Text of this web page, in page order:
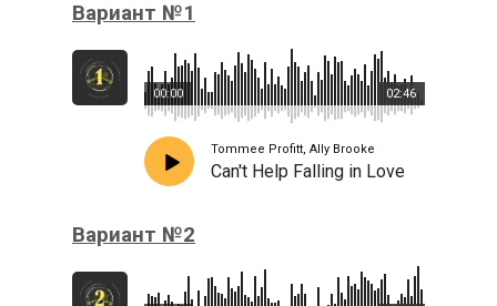
Вариант №1
02:46
00:00
Tommee Profitt, Ally Brooke
Can't Help Falling in Love
Вариант №2